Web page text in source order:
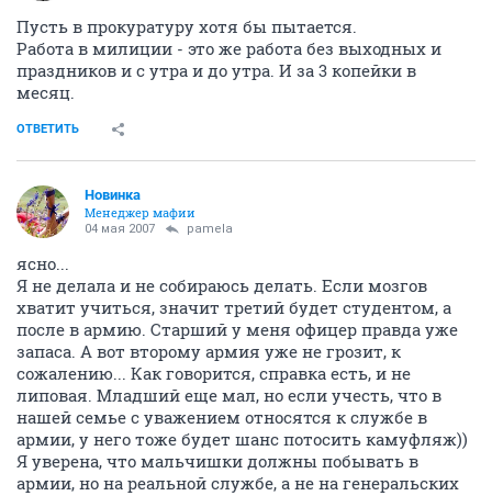
Пусть в прокуратуру хотя бы пытается.
Работа в милиции - это же работа без выходных и
праздников и с утра и до утра. И за 3 копейки в
месяц.
ОТВЕТИТЬ
Новинка
Менеджер мафии
04 мая 2007 pamela
ясно...
Я не делала и не собираюсь делать. Если мозгов
хватит учиться, значит третий будет студентом, а
после в армию. Старший у меня офицер правда уже
запаса. А вот второму армия уже не грозит, к
сожалению... Как говорится, справка есть, и не
липовая. Младший еще мал, но если учесть, что в
нашей семье с уважением относятся к службе в
армии, у него тоже будет шанс потосить камуфляж))
Я уверена, что мальчишки должны побывать в
армии, но на реальной службе, а не на генеральских